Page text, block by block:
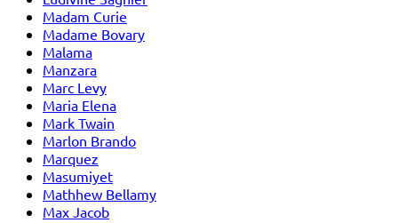
Madam Curie
Madame Bovary
Malama
Manzara
Marc Levy
Maria Elena
Mark Twain
Marlon Brando
Marquez
Masumiyet
Mathhew Bellamy
Max Jacob